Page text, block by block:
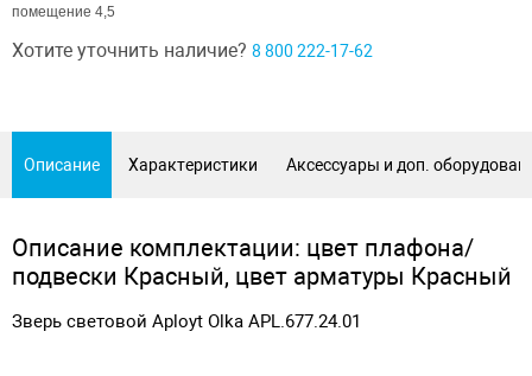
помещение 4,5
Хотите уточнить наличие? 8 800 222-17-62
Описание Характеристики Аксессуары и доп.
Описание комплектации: цвет плафона/
подвески Красный, цвет арматуры Красный
Зверь световой Aployt Olka APL.677.24.01